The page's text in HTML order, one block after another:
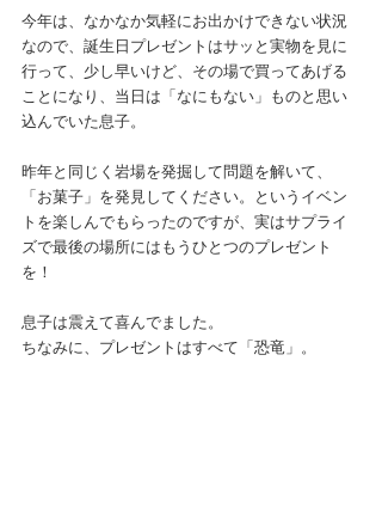
今年は、なかなか気軽にお出かけできない状況
なので、誕生日プレゼントはサッと実物を見に
行って、少し早いけど、その場で買ってあげる
ことになり、当日は「なにもない」ものと思い
込んでいた息子。
昨年と同じく岩場を発掘して問題を解いて、
「お菓子」を発見してください。というイベン
トを楽しんでもらったのですが、実はサプライ
ズで最後の場所にはもうひとつのプレゼント
を！
息子は震えて喜んでました。
ちなみに、プレゼントはすべて「恐竜」。